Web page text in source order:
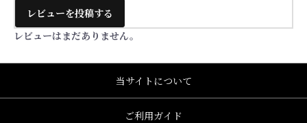
レビューを投稿する
レビューはまだありません。
当サイトについて
ご利用ガイド